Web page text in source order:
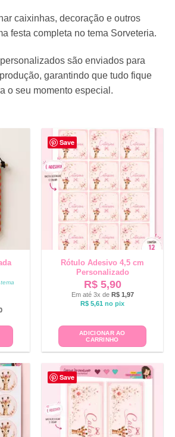
caixinhas, decoração e outros
festa completa no tema Sorveteria.
são enviados para
garantindo que tudo fique
o seu momento especial.
Save
Rótulo Adesivo 4,5 cm
Personalizado
R$5,90
Em até 3x de R$1,97
R$ 5,61 no pix
ADICIONAR AO
CARRINHO
Save